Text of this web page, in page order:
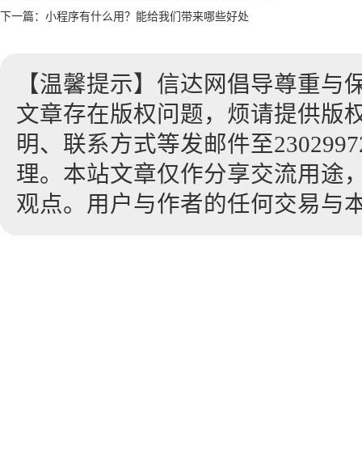
下一篇： 小程序有什么用？能给我们带来哪些好处
【温馨提示】信达网倡导尊重与
文章存在版权问题，烦请提供版
明、联系方式等发邮件至
理。本站文章仅作分享交流用途
观点。用户与作者的任何交易与